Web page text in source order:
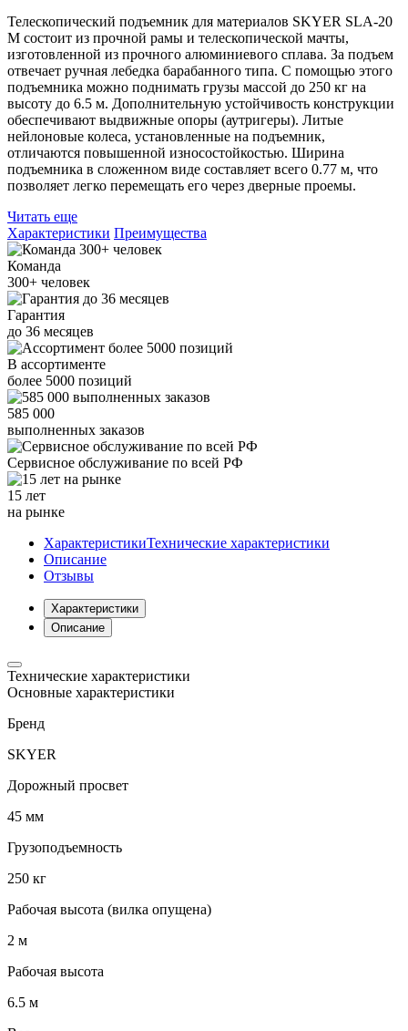
Телескопический подъемник для материалов SKYER SLA-20
M состоит из прочной рамы и телескопической мачты,
изготовленной из прочного алюминиевого сплава. За подъем
отвечает ручная лебедка барабанного типа. С помощью этого
подъемника можно поднимать грузы массой до 250 кг на
высоту до 6.5 м. Дополнительную устойчивость конструкции
обеспечивают выдвижные опоры (аутригеры). Литые
нейлоновые колеса, установленные на подъемник,
отличаются повышенной износостойкостью. Ширина
подъемника в сложенном виде составляет всего 0.77 м, что
позволяет легко перемещать его через дверные проемы.
Читать еще
Характеристики Преимущества
Команда
300+ человек
Гарантия
до 36 месяцев
В ассортименте
более 5000 позиций
585 000
выполненных заказов
Сервисное обслуживание по всей РФ
15 лет
на рынке
ХарактеристикиТехнические характеристики
Описание
Отзывы
Характеристики
Описание
Технические характеристики
Основные характеристики
Бренд
SKYER
Дорожный просвет
45 мм
Грузоподъемность
250 кг
Рабочая высота (вилка опущена)
2 м
Рабочая высота
6.5 м